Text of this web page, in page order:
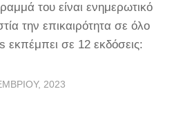
του είναι ενημερωτικό
την επικαιρότητα σε όλο
εκπέμπει σε 12 εκδόσεις:
2023